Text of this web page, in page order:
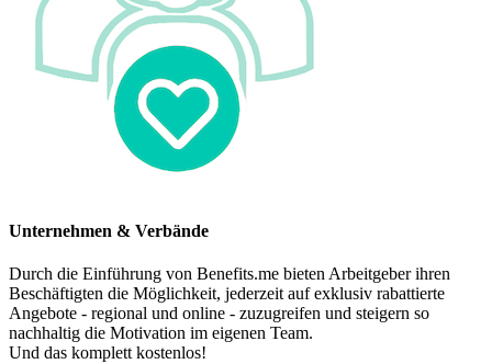
Unternehmen & Verbände
Durch die Einführung von Benefits.me bieten Arbeitgeber ihren
Beschäftigten die Möglichkeit, jederzeit auf exklusiv rabattierte
Angebote - regional und online - zuzugreifen und steigern so
nachhaltig die Motivation im eigenen Team.
Und das komplett kostenlos!